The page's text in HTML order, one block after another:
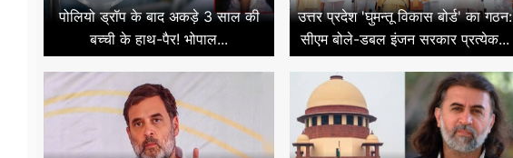
पोलियो ड्रॉप के बाद अकड़े 3 साल की
बच्ची के हाथ-पैर! भोपाल...
उत्तर प्रदेश 'घुमन्तू विकास बोर्ड' का गठन:
सीएम बोले-डबल इंजन सरकार प्रत्येक...